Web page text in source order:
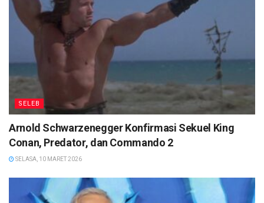
SELEB
Arnold Schwarzenegger Konfirmasi Sekuel King
Conan, Predator, dan Commando 2
SELASA, 10 MARET 2026